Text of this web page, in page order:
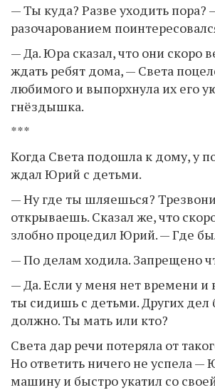
— Ты куда? Разве уходить пора?
разочарованием
— Да. Юра сказал, что они скоро
ждать ребят дома, — Света
любимого и выпорхнула их его
гнёздышка.
***
Когда Света подошла к дому, у
ждал Юрий с детьми.
— Ну где ты шляешься?
открываешь. Сказал же, что
злобно процедил Юрий. — Где
— По делам ходила. Запрещено
— Да. Если у меня нет времени и
ты сидишь с детьми. Других дел
должно. Ты мать или кто?
Света дар речи потеряла от
Но ответить ничего не успела —
машину и быстро укатил со